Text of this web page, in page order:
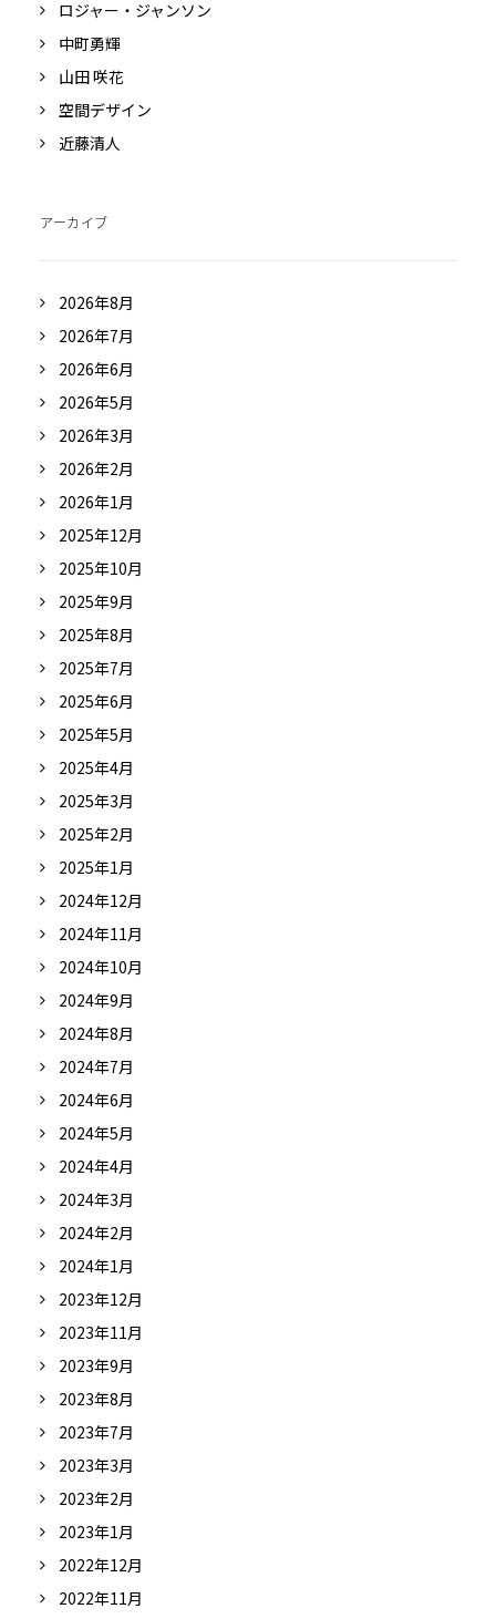
ロジャー・ジャンソン
中町勇輝
山田 咲花
空間デザイン
近藤清人
アーカイブ
2026年8月
2026年7月
2026年6月
2026年5月
2026年3月
2026年2月
2026年1月
2025年12月
2025年10月
2025年9月
2025年8月
2025年7月
2025年6月
2025年5月
2025年4月
2025年3月
2025年2月
2025年1月
2024年12月
2024年11月
2024年10月
2024年9月
2024年8月
2024年7月
2024年6月
2024年5月
2024年4月
2024年3月
2024年2月
2024年1月
2023年12月
2023年11月
2023年9月
2023年8月
2023年7月
2023年3月
2023年2月
2023年1月
2022年12月
2022年11月